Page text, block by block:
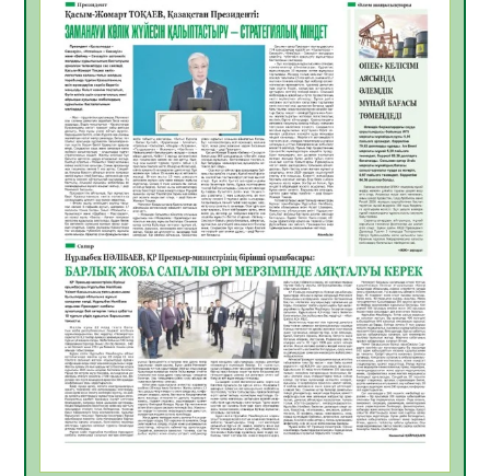
ҚЫЗЫЛОРДАДА «САНАЛЫ ҰРПАҚ –
ЖАРҚЫН БОЛАШАҚ» АТТЫ КЕҢЕЙТІЛГЕН
МӘЖІЛІС ӨТТІ
05.08.2026
36
Қазақстан Орталық Азиядағы көшуге ең
қолайлы ел атанды
05.08.2026
37
Өрт қауіпсіздігі талаптарын сақтау – әр
азаматтың міндеті
05.08.2026
37
Руслан Рүстемұлы облыс әкімінің
кеңесшісі болып тағайындалды
05.08.2026
35
Цифрландыру саласын дамыту аясында